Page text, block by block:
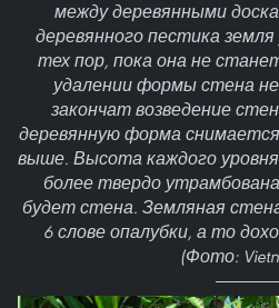
между деревянными
деревянного пестика
тех пор, пока она не
удалении формы стена не
закончат возведение
деревянную форма
выше. Высота каждого
более твердо
будет стена. Земляная
6 слове опалубки, а то
(Фото: